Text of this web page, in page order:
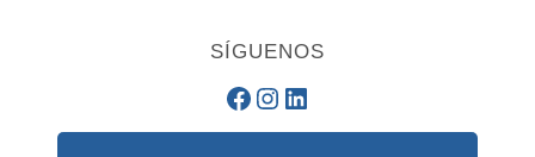
SÍGUENOS
Facebook Instagram LinkedIn